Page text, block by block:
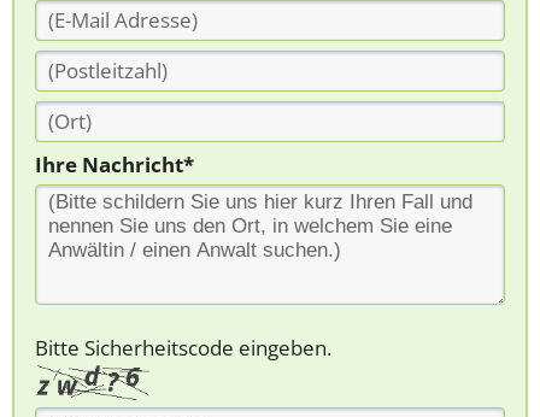
Ihre Nachricht*
Bitte Sicherheitscode eingeben.